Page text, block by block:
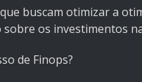
buscam otimizar a
os investimentos
de Finops?